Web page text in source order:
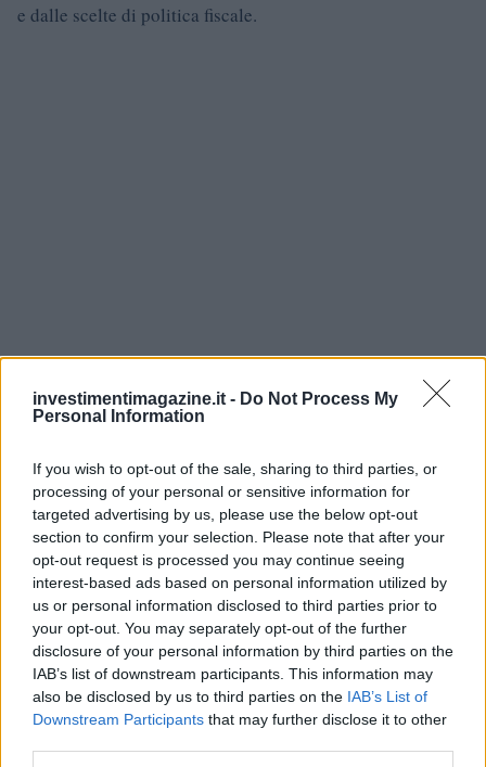
investimentimagazine.it - Do Not Process My
Personal Information
If you wish to opt-out of the sale, sharing to third parties, or
processing of your personal or sensitive information for
targeted advertising by us, please use the below opt-out
section to confirm your selection. Please note that after your
opt-out request is processed you may continue seeing
interest-based ads based on personal information utilized by
us or personal information disclosed to third parties prior to
your opt-out. You may separately opt-out of the further
disclosure of your personal information by third parties on the
IAB’s list of downstream participants. This information may
also be disclosed by us to third parties on the IAB’s List of
Downstream Participants that may further disclose it to other
e dalle scelte di politica fiscale.
Nel mercato immobiliare lalocationè tutto e i dati di
compravendita mostrano un contesto maturo con
opportunità selettive. Chi investe parte da un’analisi
rigorosa dicap rateecash flow , valuta gli incentivi
disponibili e privilegia aree con potenziale di
rivalutazione. Il mattone resta sempre una leva solida per
costruire ricchezza, purché le decisioni siano guidate da
strategia, disciplina e controllo dei costi. Il ritmo effettivo
del rendimento dipenderà dal monitoraggio dei tassi
d’interesse e dalle scelte di politica fiscale, che